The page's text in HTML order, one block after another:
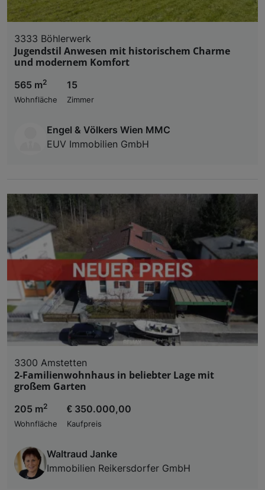
3333 Böhlerwerk
Jugendstil Anwesen mit historischem Charme
und modernem Komfort
565 m2
Wohnfläche
15
Zimmer
Engel & Völkers Wien MMC
EUV Immobilien GmbH
3300 Amstetten
2-Familienwohnhaus in beliebter Lage mit
großem Garten
205 m2
Wohnfläche
€ 350.000,00
Kaufpreis
Waltraud Janke
Immobilien Reikersdorfer GmbH